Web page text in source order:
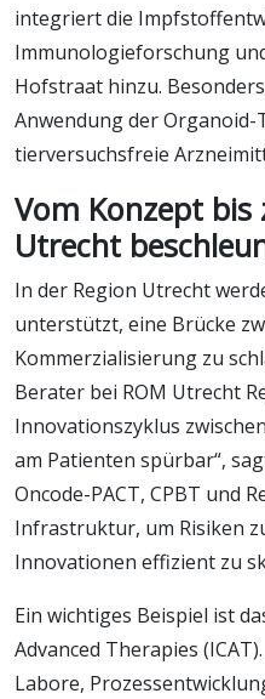
integriert die
Immunologieforschung
Hofstraat hinzu.
Anwendung der
tierversuchsfreie
Vom Konzept
Utrecht
In der Region Utrecht
unterstützt, eine Brücke
Kommerzialisierung zu
Berater bei ROM Utrecht
Innovationszyklus
am Patienten spürbar“,
Oncode-PACT, CPBT und
Infrastruktur, um Risiken
Innovationen effizient zu
Ein wichtiges Beispiel ist
Advanced Therapies
Labore,